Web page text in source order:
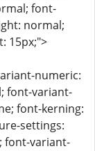
font-
normal;
15px;">
numeric:
font-variant-
font-kerning:
settings:
font-variant-